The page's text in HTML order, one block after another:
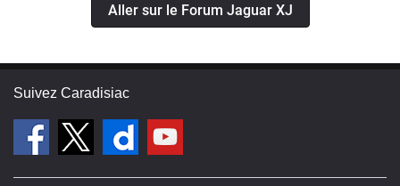
Aller sur le Forum Jaguar XJ
Suivez Caradisiac